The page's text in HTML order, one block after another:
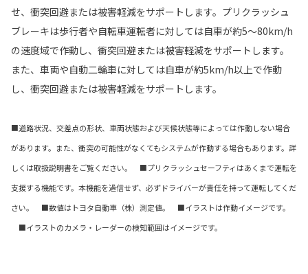
せ、衝突回避または被害軽減をサポートします。プリクラッシュ
ブレーキは歩行者や自転車運転者に対しては自車が約5〜80km/h
の速度域で作動し、衝突回避または被害軽減をサポートします。
また、車両や自動二輪車に対しては自車が約5km/h以上で作動
し、衝突回避または被害軽減をサポートします。
■道路状況、交差点の形状、車両状態および天候状態等によっては作動しない場合
があります。また、衝突の可能性がなくてもシステムが作動する場合もあります。詳
しくは取扱説明書をご覧ください。 ■プリクラッシュセーフティはあくまで運転を
支援する機能です。本機能を過信せず、必ずドライバーが責任を持って運転してくだ
さい。 ■数値はトヨタ自動車（株）測定値。 ■イラストは作動イメージです。
■イラストのカメラ・レーダーの検知範囲はイメージです。